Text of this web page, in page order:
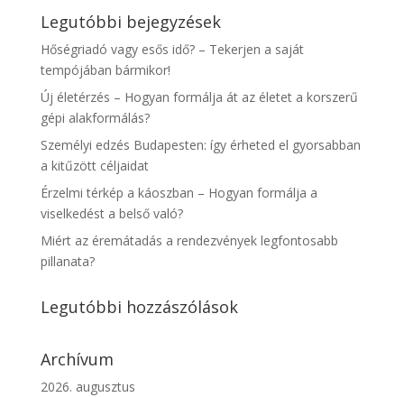
Legutóbbi bejegyzések
Hőségriadó vagy esős idő? – Tekerjen a saját
tempójában bármikor!
Új életérzés – Hogyan formálja át az életet a korszerű
gépi alakformálás?
Személyi edzés Budapesten: így érheted el gyorsabban
a kitűzött céljaidat
Érzelmi térkép a káoszban – Hogyan formálja a
viselkedést a belső való?
Miért az éremátadás a rendezvények legfontosabb
pillanata?
Legutóbbi hozzászólások
Archívum
2026. augusztus